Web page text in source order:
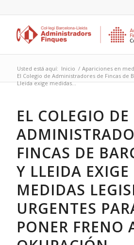
Usted está aquí: Inicio / Apariciones en
El Colegio de Administradores de Fincas de
Lleida exige medidas...
EL COLEGIO DE
FINCAS DE
Y LLEIDA EXIGE
MEDIDAS
URGENTES
PONER FRENO